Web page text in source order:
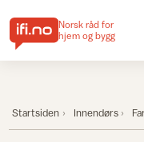
Norsk råd for
hjem og bygg
Startsiden Innendørs